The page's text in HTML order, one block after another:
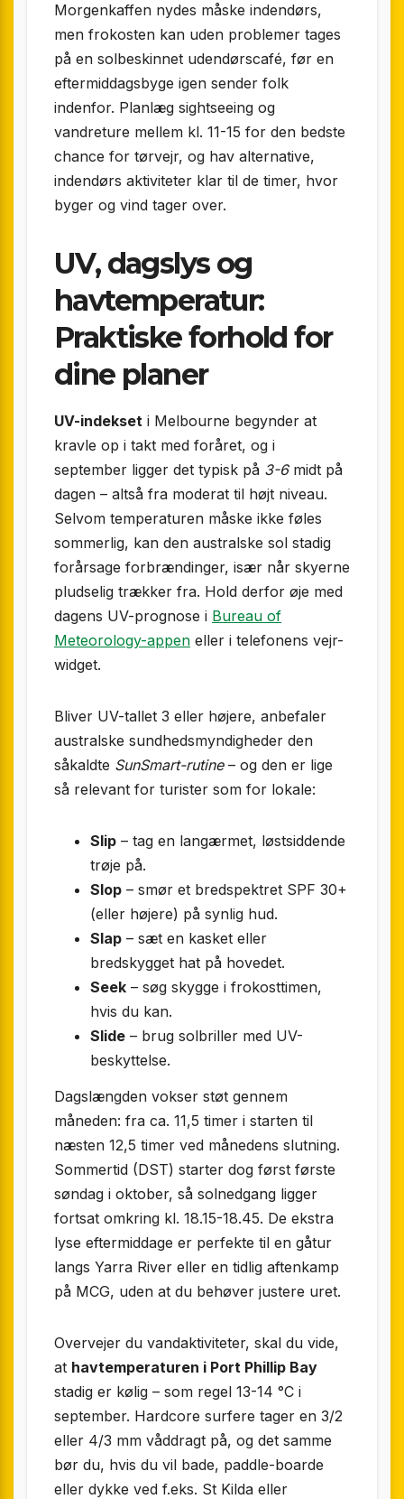
Morgenkaffen nydes måske indendørs,
men frokosten kan uden problemer tages
på en solbeskinnet udendørscafé, før en
eftermiddagsbyge igen sender folk
indenfor. Planlæg sightseeing og
vandreture mellem kl. 11-15 for den bedste
chance for tørvejr, og hav alternative,
indendørs aktiviteter klar til de timer, hvor
byger og vind tager over.
UV, dagslys og
havtemperatur:
Praktiske forhold for
dine planer
UV-indekset i Melbourne begynder at
kravle op i takt med foråret, og i
september ligger det typisk på 3-6midt på
dagen – altså fra moderat til højt niveau.
Selvom temperaturen måske ikke føles
sommerlig, kan den australske sol stadig
forårsage forbrændinger, især når skyerne
pludselig trækker fra. Hold derfor øje med
dagens UV-prognose i Bureau of
Meteorology-appen eller i telefonens vejr-
widget.
Bliver UV-tallet 3 eller højere, anbefaler
australske sundhedsmyndigheder den
såkaldte SunSmart-rutine– og den er lige
så relevant for turister som for lokale:
Slip – tag en langærmet, løstsiddende
trøje på.
Slop – smør et bredspektret SPF 30+
(eller højere) på synlig hud.
Slap – sæt en kasket eller
bredskygget hat på hovedet.
Seek – søg skygge i frokosttimen,
hvis du kan.
Slide – brug solbriller med UV-
beskyttelse.
Dagslængden vokser støt gennem
måneden: fra ca. 11,5 timer i starten til
næsten 12,5 timer ved månedens slutning.
Sommertid (DST) starter dog først første
søndag i oktober, så solnedgang ligger
fortsat omkring kl. 18.15-18.45. De ekstra
lyse eftermiddage er perfekte til en gåtur
langs Yarra River eller en tidlig aftenkamp
på MCG, uden at du behøver justere uret.
Overvejer du vandaktiviteter, skal du vide,
at havtemperaturen i Port Phillip Bay
stadig er kølig – som regel 13-14 °C i
september. Hardcore surfere tager en 3/2
eller 4/3 mm våddragt på, og det samme
bør du, hvis du vil bade, paddle-boarde
eller dykke ved f.eks. St Kilda eller